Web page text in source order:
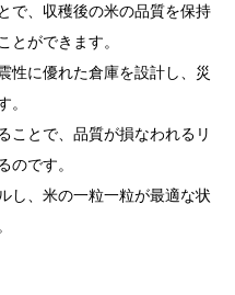
で、収穫後の米の品質を保持
とができます。
性に優れた倉庫を設計し、災
。
ことで、品質が損なわれるリ
のです。
し、米の一粒一粒が最適な状